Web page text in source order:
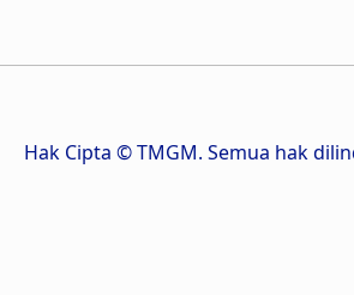
Hak Cipta © TMGM. Semua hak